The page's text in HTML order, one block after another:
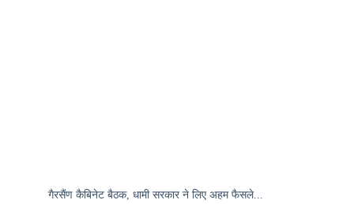
गैरसैंण कैबिनेट बैठक, धामी सरकार ने लिए अहम फैसले...